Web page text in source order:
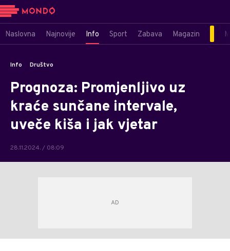
Naslovna Najnovije Info Sport Zabava Magazin
Info Društvo
Prognoza: Promjenljivo uz
kraće sunčane intervale,
uveče kiša i jak vjetar
28.11.2024. / 08:09